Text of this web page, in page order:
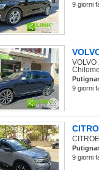
9 giorni
9 giorni
9 giorni